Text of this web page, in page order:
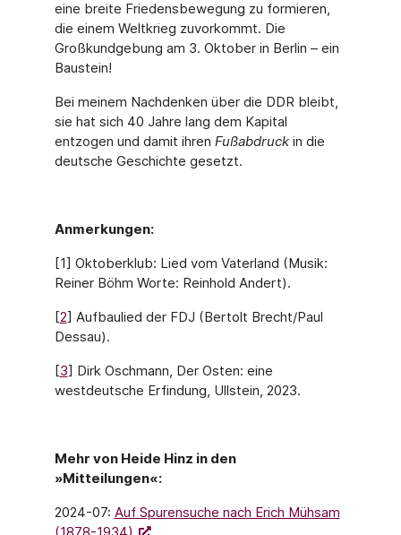
eine breite Friedensbewegung zu formieren,
die einem Weltkrieg zuvorkommt. Die
Großkundgebung am 3. Oktober in Berlin – ein
Baustein!
Bei meinem Nachdenken über die DDR bleibt,
sie hat sich 40 Jahre lang dem Kapital
entzogen und damit ihren Fußabdruckin die
deutsche Geschichte gesetzt.
Anmerkungen:
[1] Oktoberklub: Lied vom Vaterland (Musik:
Reiner Böhm Worte: Reinhold Andert).
[2] Aufbaulied der FDJ (Bertolt Brecht/Paul
Dessau).
[3] Dirk Oschmann, Der Osten: eine
westdeutsche Erfindung, Ullstein, 2023.
Mehr von Heide Hinz in den
»Mitteilungen«:
2024-07: Auf Spurensuche nach Erich Mühsam